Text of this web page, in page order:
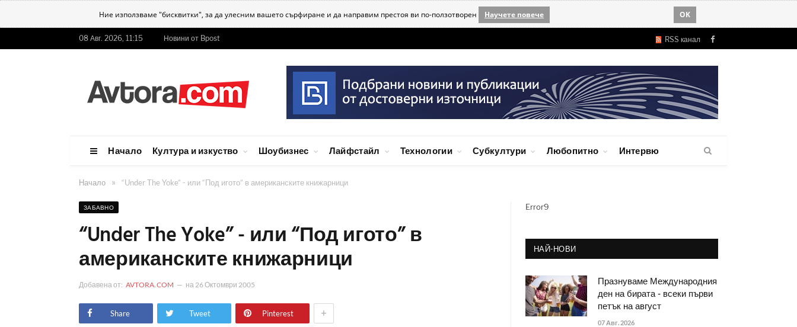
Ние използваме "бисквитки", за да улесним вашето сърфиране и да направим престоя ви по-ползотворен Научете повече OK
08 Авг. 2026, 11:15 Новини от Bpost RSS канал Facebook
Начало Култура и изкуство Шоубизнес Лайфстайл Технологии Субкултури Любопитно Интервю
Начало » “Under The Yoke” - или “Под игото” в американските книжарници
ЗАБАВНО
“Under The Yoke” - или “Под игото” в
американските книжарници
Добавена от: AVTORA.COM на 26 Октомври 2005
Share Tweet Pinterest +
Error9
НАЙ-НОВИ
Празнуваме Международния
ден на бирата - всеки първи
петък на август
07 Авг. 2026